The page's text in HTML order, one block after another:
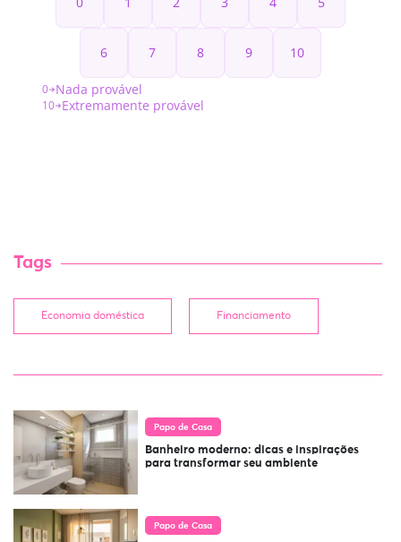
Tags
Economia doméstica Financiamento
Papo de Casa
Banheiro moderno: dicas e inspirações
para transformar seu ambiente
Papo de Casa